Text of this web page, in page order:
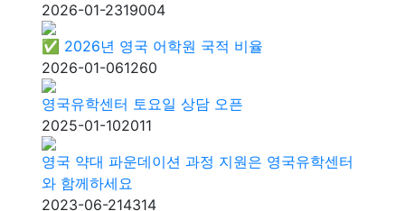
2026-01-2319004
✅ 2026년 영국 어학원 국적 비율
2026-01-061260
영국유학센터 토요일 상담 오픈
2025-01-102011
영국 약대 파운데이션 과정 지원은 영국유학센터
와 함께하세요
2023-06-214314